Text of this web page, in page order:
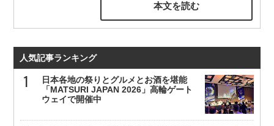
本文を読む
人気記事ランキング
日本各地の祭りとグルメとお酒を堪能
「MATSURI JAPAN 2026」高輪ゲート
ウェイで開催中